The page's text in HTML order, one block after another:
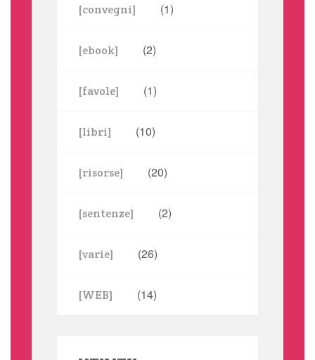
[convegni] (1)
[ebook] (2)
[favole] (1)
[libri] (10)
[risorse] (20)
[sentenze] (2)
[varie] (26)
[WEB] (14)